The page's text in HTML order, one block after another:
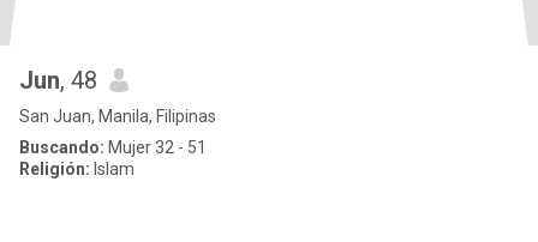
Jun, 48
San Juan, Manila, Filipinas
Buscando: Mujer 32 - 51
Religión: Islam